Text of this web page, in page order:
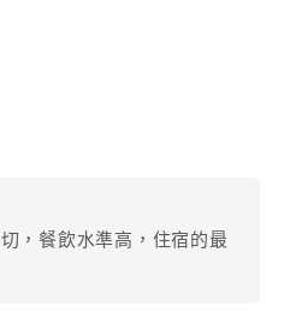
飯店）
限原訂飯店）
住房)
，餐飲水準高，住宿的最